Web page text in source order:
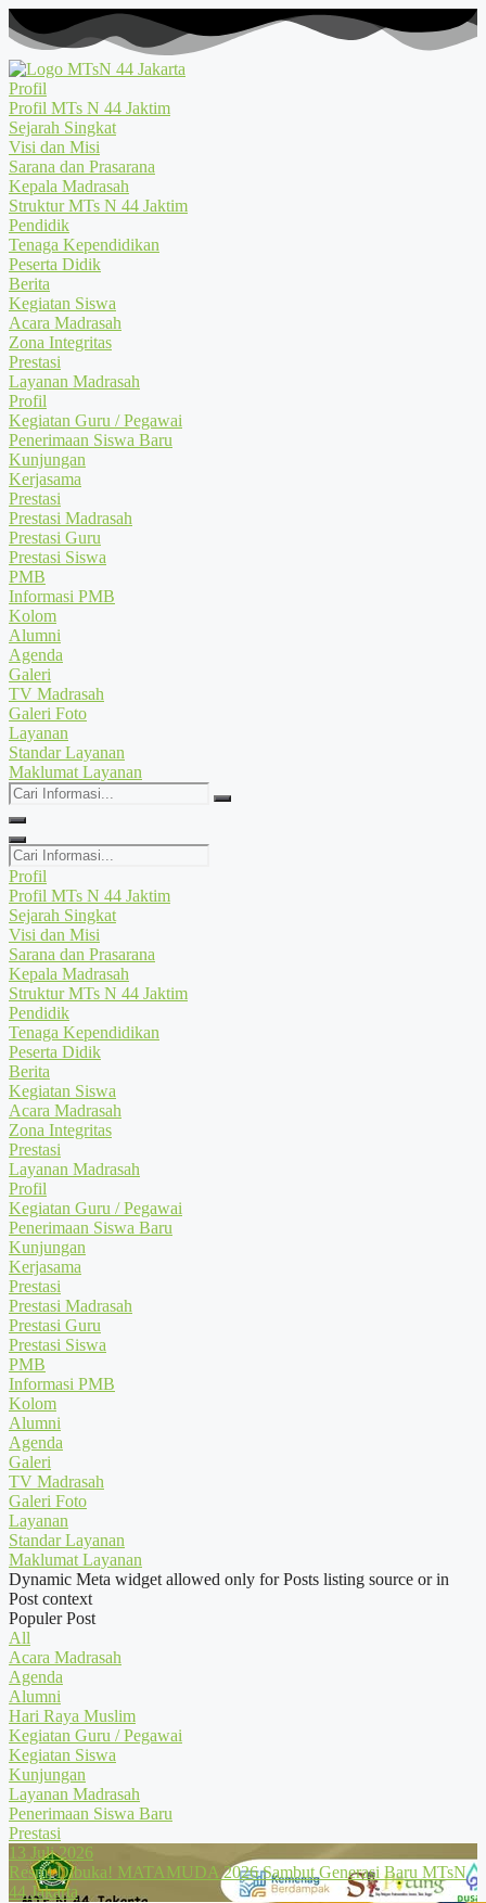
Profil
Profil MTs N 44 Jaktim
Sejarah Singkat
Visi dan Misi
Sarana dan Prasarana
Kepala Madrasah
Struktur MTs N 44 Jaktim
Pendidik
Tenaga Kependidikan
Peserta Didik
Berita
Kegiatan Siswa
Acara Madrasah
Zona Integritas
Prestasi
Layanan Madrasah
Profil
Kegiatan Guru / Pegawai
Penerimaan Siswa Baru
Kunjungan
Kerjasama
Prestasi
Prestasi Madrasah
Prestasi Guru
Prestasi Siswa
PMB
Informasi PMB
Kolom
Alumni
Agenda
Galeri
TV Madrasah
Galeri Foto
Layanan
Standar Layanan
Maklumat Layanan
Cari
Informasi...
Cari
Informasi...
Profil
Profil MTs N 44 Jaktim
Sejarah Singkat
Visi dan Misi
Sarana dan Prasarana
Kepala Madrasah
Struktur MTs N 44 Jaktim
Pendidik
Tenaga Kependidikan
Peserta Didik
Berita
Kegiatan Siswa
Acara Madrasah
Zona Integritas
Prestasi
Layanan Madrasah
Profil
Kegiatan Guru / Pegawai
Penerimaan Siswa Baru
Kunjungan
Kerjasama
Prestasi
Prestasi Madrasah
Prestasi Guru
Prestasi Siswa
PMB
Informasi PMB
Kolom
Alumni
Agenda
Galeri
TV Madrasah
Galeri Foto
Layanan
Standar Layanan
Maklumat Layanan
Dynamic Meta widget allowed only for Posts listing source or in
Post context
Populer Post
All
Acara Madrasah
Agenda
Alumni
Hari Raya Muslim
Kegiatan Guru / Pegawai
Kegiatan Siswa
Kunjungan
Layanan Madrasah
Penerimaan Siswa Baru
Prestasi
13 Juli 2026
Resmi Dibuka! MATAMUDA 2026 Sambut Generasi Baru MTsN
44 Jakarta